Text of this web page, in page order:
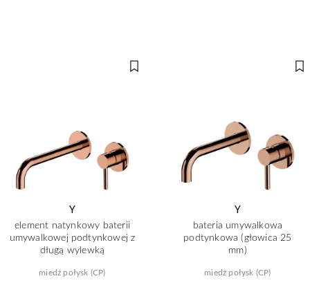
Y
element natynkowy baterii
umywalkowej podtynkowej z
długą wylewką
miedź połysk (CP)
Y
bateria umywalkowa
podtynkowa (głowica 25
mm)
miedź połysk (CP)